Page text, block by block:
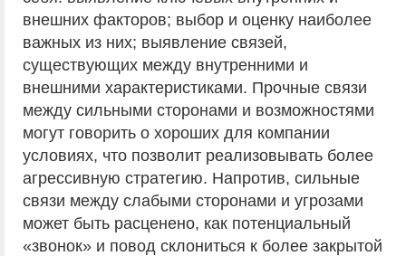
внешних факторов; выбор и оценку наиболее
важных из них; выявление связей,
существующих между внутренними и
внешними характеристиками. Прочные связи
между сильными сторонами и возможностями
могут говорить о хороших для компании
условиях, что позволит реализовывать более
агрессивную стратегию. Напротив, сильные
связи между слабыми сторонами и угрозами
может быть расценено, как потенциальный
«звонок» и повод склониться к более закрытой